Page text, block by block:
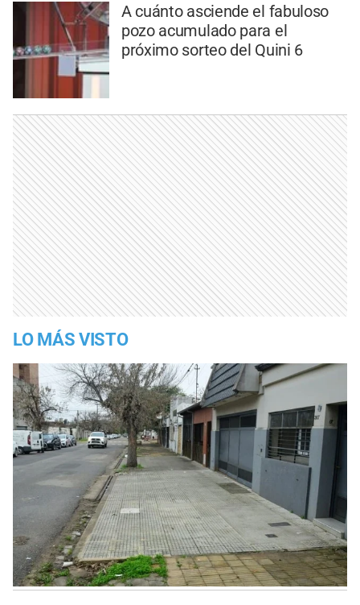
A cuánto asciende el fabuloso
pozo acumulado para el
próximo sorteo del Quini 6
LO MÁS VISTO